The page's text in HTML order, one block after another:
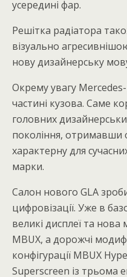
усередині фар.
Решітка радіатора
візуально
нову дизайнерську
Окрему увагу
частині кузова. Саме
головних
покоління, отримавши
характерну для
марки.
Салон нового GLA
цифровізації. Уже в
великі дисплеї та
MBUX, а дорожчі
конфігурації MBUX
Superscreen із трьома